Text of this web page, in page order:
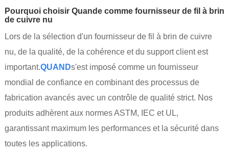
Pourquoi choisir Quande comme fournisseur de fil à brin
de cuivre nu
Lors de la sélection d'un fournisseur de fil à brin de cuivre
nu, de la qualité, de la cohérence et du support client est
important.QUANDs'est imposé comme un fournisseur
mondial de confiance en combinant des processus de
fabrication avancés avec un contrôle de qualité strict. Nos
produits adhèrent aux normes ASTM, IEC et UL,
garantissant maximum les performances et la sécurité dans
toutes les applications.